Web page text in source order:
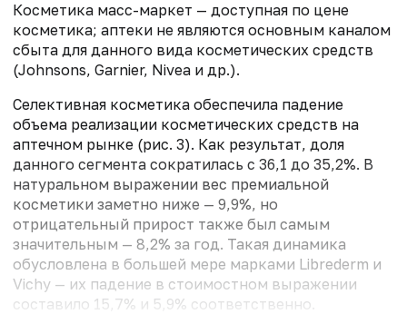
Косметика масс-маркет — доступная по цене
косметика; аптеки не являются основным каналом
сбыта для данного вида косметических средств
(Johnsons, Garnier, Nivea и др.).
Селективная косметика обеспечила падение
объема реализации косметических средств на
аптечном рынке (рис. 3). Как результат, доля
данного сегмента сократилась с 36,1 до 35,2%. В
натуральном выражении вес премиальной
косметики заметно ниже — 9,9%, но
отрицательный прирост также был самым
значительным — 8,2% за год. Такая динамика
обусловлена в большей мере марками Librederm и
Vichy — их падение в стоимостном выражении
составило 15,7% и 5,9% соответственно.